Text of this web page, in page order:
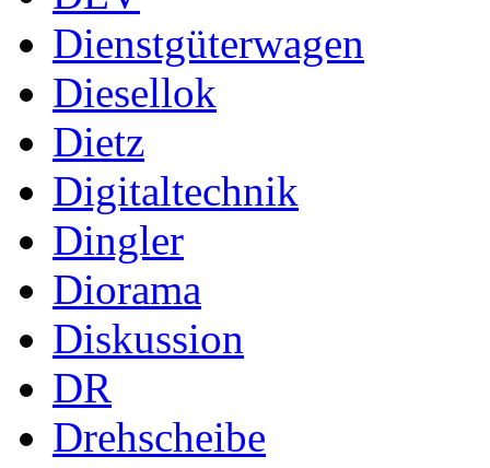
Dienstgüterwagen
Diesellok
Dietz
Digitaltechnik
Dingler
Diorama
Diskussion
DR
Drehscheibe